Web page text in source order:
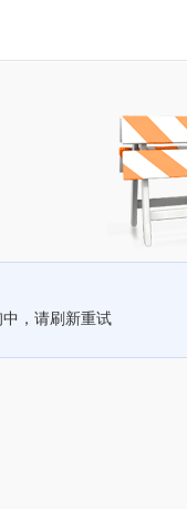
，请刷新重试